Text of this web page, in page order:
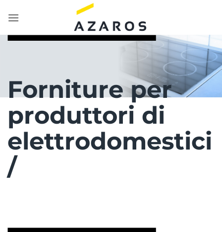
Forniture per
produttori di
elettrodomestici
/